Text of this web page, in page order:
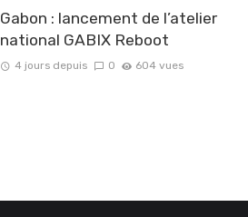
Gabon : lancement de l’atelier
national GABIX Reboot
4 jours depuis 0 604 vues